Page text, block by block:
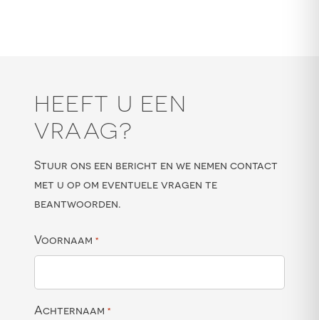
HEEFT U EEN
VRAAG?
Stuur ons een bericht en we nemen contact
met u op om eventuele vragen te
beantwoorden.
Voornaam *
Achternaam *